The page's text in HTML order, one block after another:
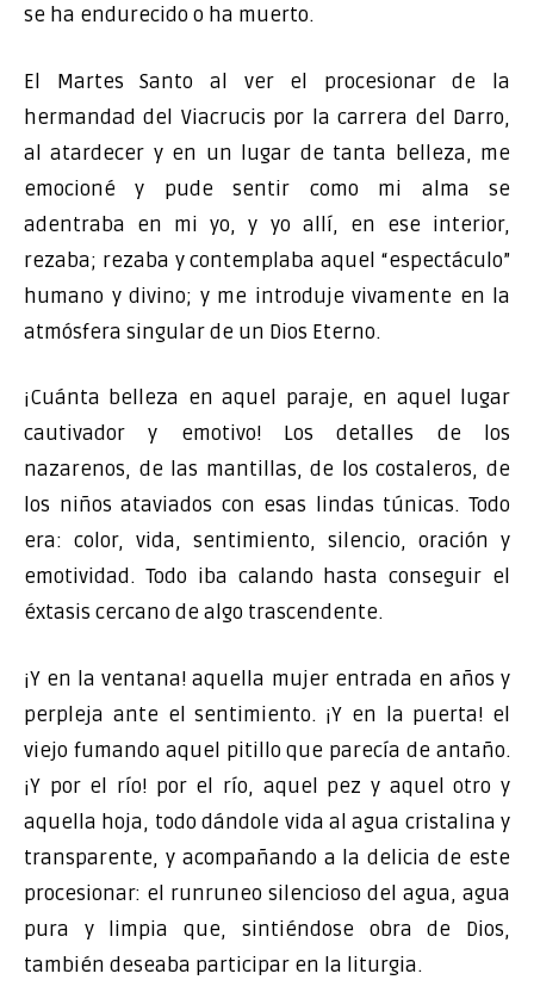
se ha endurecido o ha muerto.
El Martes Santo al ver el procesionar de la
hermandad del Viacrucis por la carrera del Darro,
al atardecer y en un lugar de tanta belleza, me
emocioné y pude sentir como mi alma se
adentraba en mi yo, y yo allí, en ese interior,
rezaba; rezaba y contemplaba aquel “espectáculo”
humano y divino; y me introduje vivamente en la
atmósfera singular de un Dios Eterno.
¡Cuánta belleza en aquel paraje, en aquel lugar
cautivador y emotivo! Los detalles de los
nazarenos, de las mantillas, de los costaleros, de
los niños ataviados con esas lindas túnicas. Todo
era: color, vida, sentimiento, silencio, oración y
emotividad. Todo iba calando hasta conseguir el
éxtasis cercano de algo trascendente.
¡Y en la ventana! aquella mujer entrada en años y
perpleja ante el sentimiento. ¡Y en la puerta! el
viejo fumando aquel pitillo que parecía de antaño.
¡Y por el río! por el río, aquel pez y aquel otro y
aquella hoja, todo dándole vida al agua cristalina y
transparente, y acompañando a la delicia de este
procesionar: el runruneo silencioso del agua, agua
pura y limpia que, sintiéndose obra de Dios,
también deseaba participar en la liturgia.